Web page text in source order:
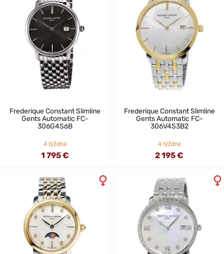
Frederique Constant Slimline
Gents Automatic FC-
306G4S6B
4 týždne
1 795 €
Frederique Constant Slimline
Gents Automatic FC-
306V4S3B2
4 týždne
2 195 €